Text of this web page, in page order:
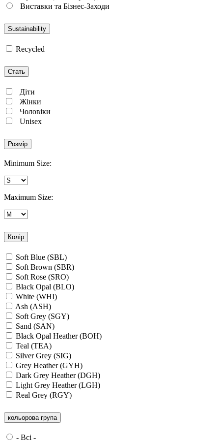
Виставки та Бізнес-Заходи
Sustainability
Recycled
Стать
Діти
Жінки
Чоловіки
Unisex
Розмір
Minimum Size:
Maximum Size:
Колір
Soft Blue (SBL)
Soft Brown (SBR)
Soft Rose (SRO)
Black Opal (BLO)
White (WHI)
Ash (ASH)
Soft Grey (SGY)
Sand (SAN)
Black Opal Heather (BOH)
Teal (TEA)
Silver Grey (SIG)
Grey Heather (GYH)
Dark Grey Heather (DGH)
Light Grey Heather (LGH)
Real Grey (RGY)
Granite Grey (GRG)
Grey Steel (GRS)
Dark Grey Melange (DGM)
кольорова група
- Всі -